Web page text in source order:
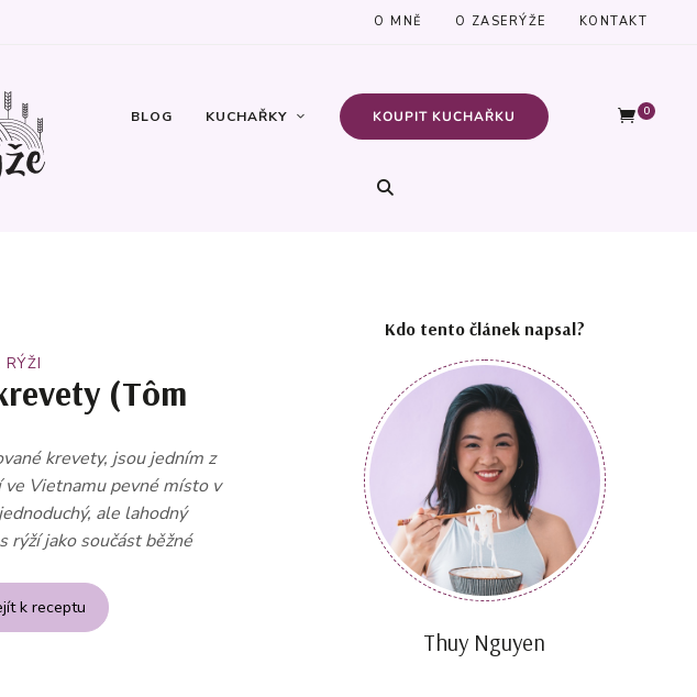
O MNĚ O ZASERÝŽE KONTAKT
BLOG KUCHAŘKY KOUPIT KUCHAŘKU 0
RÝŽI
(Tôm
krevety, jsou jedním z
Vietnamu pevné místo v
ale lahodný
rýží jako součást běžné
k receptu
Kdo tento článek napsal?
Thuy Nguyen